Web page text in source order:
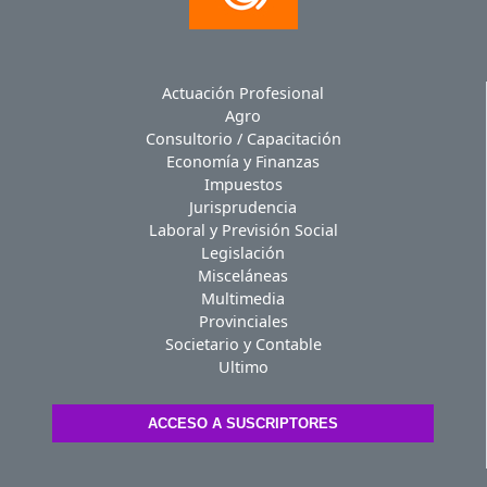
Actuación Profesional
Agro
Consultorio / Capacitación
Economía y Finanzas
Impuestos
Jurisprudencia
Laboral y Previsión Social
Legislación
Misceláneas
Multimedia
Provinciales
Societario y Contable
Ultimo
ACCESO A SUSCRIPTORES